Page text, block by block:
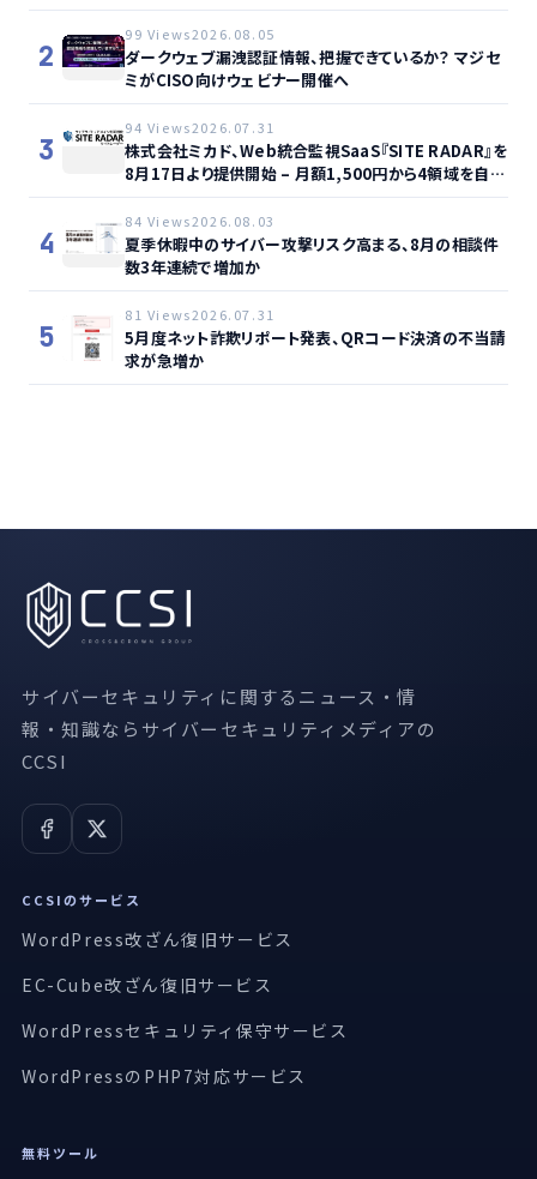
2
99 Views2026.08.05
ダークウェブ漏洩認証情報、把握できているか？ マジセ
ミがCISO向けウェビナー開催へ
3
94 Views2026.07.31
株式会社ミカド、Web統合監視SaaS『SITE RADAR』を
8月17日より提供開始 – 月額1,500円から4領域を自動
監視、動的サイト…
4
84 Views2026.08.03
夏季休暇中のサイバー攻撃リスク高まる、8月の相談件
数3年連続で増加か
5
81 Views2026.07.31
5月度ネット詐欺リポート発表、QRコード決済の不当請
求が急増か
サイバーセキュリティに関するニュース・情
報・知識ならサイバーセキュリティメディアの
CCSI
CCSIのサービス
WordPress改ざん復旧サービス
EC-Cube改ざん復旧サービス
WordPressセキュリティ保守サービス
WordPressのPHP7対応サービス
無料ツール